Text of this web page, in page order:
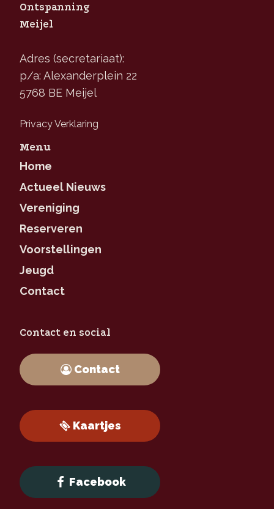
Ontspanning
Meijel
Adres (secretariaat):
p/a: Alexanderplein 22
5768 BE Meijel
Privacy Verklaring
Menu
Home
Actueel Nieuws
Vereniging
Reserveren
Voorstellingen
Jeugd
Contact
Contact en social
Contact
Kaartjes
Facebook